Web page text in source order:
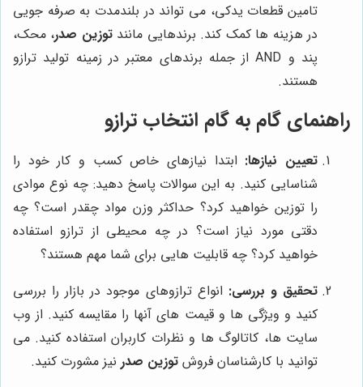
تامین قطعات یدکی، می تواند در بلندمدت به صرفه جویی
در هزینه ها کمک کند. برندهایی مانندتوزین صدر، محک،
پند و AND از جمله برندهای معتبر در زمینه تولید ترازو
هستند.
راهنمای گام به گام انتخاب ترازو
تعیین نیازها: ابتدا نیازهای خاص کسب و کار خود را
شناسایی کنید. به این سوالات پاسخ دهید: چه نوع موادی
را توزین خواهید کرد؟ حداکثر وزن مواد چقدر است؟ چه
دقتی مورد نیاز است؟ در چه محیطی از ترازو استفاده
خواهید کرد؟ چه قابلیت هایی برای شما مهم هستند؟
تحقیق و بررسی: انواع ترازوهای موجود در بازار را بررسی
کنید و ویژگی ها و قیمت های آنها را مقایسه کنید. از وب
سایت ها، کاتالوگ ها و نظرات کاربران استفاده کنید. می
توانید با کارشناسان فروش توزین صدر نیز مشورت کنید.